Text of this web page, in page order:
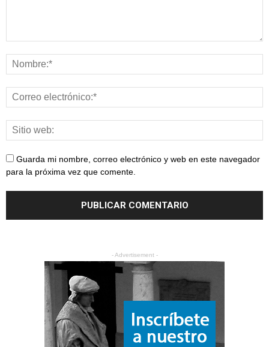
Guarda mi nombre, correo electrónico y web en este navegador
para la próxima vez que comente.
- Advertisement -